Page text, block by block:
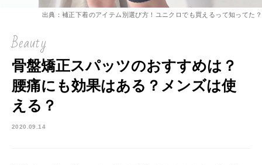
出典：補正下着のアイテム別選び方！ユニクロでも買えるって知ってた？
Beauty
骨盤矯正スパッツのおすすめは？
腰痛にも効果はある？メンズは使
える？
2020.09.14